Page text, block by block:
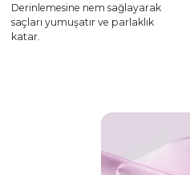
Derinlemesine nem sağlayarak
saçları yumuşatır ve parlaklık
katar.